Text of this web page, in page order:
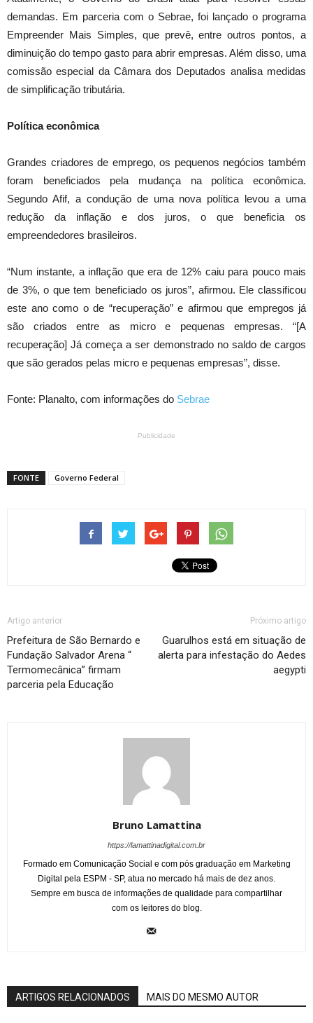
demandas. Em parceria com o Sebrae, foi lançado o programa
Empreender Mais Simples, que prevê, entre outros pontos, a
diminuição do tempo gasto para abrir empresas. Além disso, uma
comissão especial da Câmara dos Deputados analisa medidas
de simplificação tributária.
Política econômica
Grandes criadores de emprego, os pequenos negócios também
foram beneficiados pela mudança na política econômica.
Segundo Afif, a condução de uma nova política levou a uma
redução da inflação e dos juros, o que beneficia os
empreendedores brasileiros.
“Num instante, a inflação que era de 12% caiu para pouco mais
de 3%, o que tem beneficiado os juros”, afirmou. Ele classificou
este ano como o de “recuperação” e afirmou que empregos já
são criados entre as micro e pequenas empresas. “[A
recuperação] Já começa a ser demonstrado no saldo de cargos
que são gerados pelas micro e pequenas empresas”, disse.
Fonte: Planalto, com informações do Sebrae
Publicidade
FONTE Governo Federal
Artigo anterior
Prefeitura de São Bernardo e
Fundação Salvador Arena “
Termomecânica” firmam
parceria pela Educação
Próximo artigo
Guarulhos está em situação de
alerta para infestação do Aedes
aegypti
Bruno Lamattina
https://lamattinadigital.com.br
Formado em Comunicação Social e com pós graduação em Marketing
Digital pela ESPM - SP, atua no mercado há mais de dez anos.
Sempre em busca de informações de qualidade para compartilhar
com os leitores do blog.
ARTIGOS RELACIONADOS MAIS DO MESMO AUTOR